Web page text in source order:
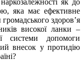
як до
яка має ефективне
здоров’я
високої ланки –
системи допомоги
внесок у протидію